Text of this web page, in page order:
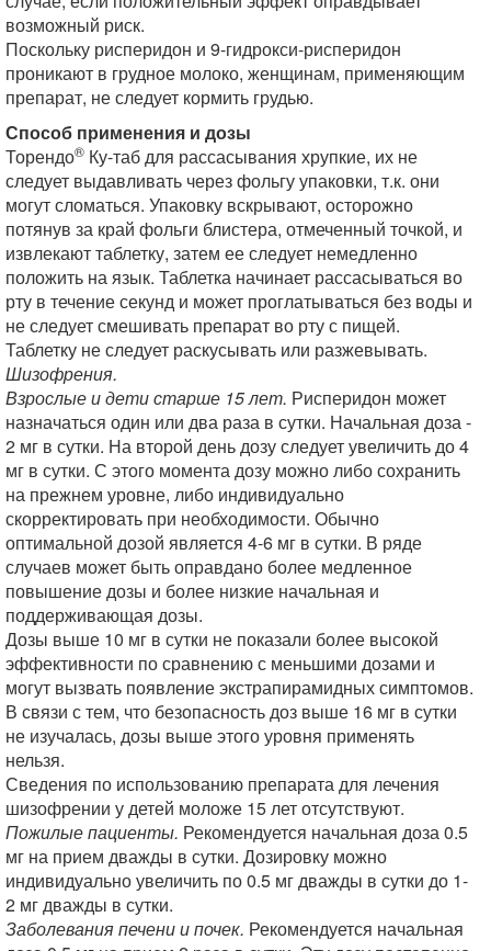
возможный риск.
Поскольку рисперидон и 9-гидрокси-рисперидон
проникают в грудное молоко, женщинам, применяющим
препарат, не следует кормить грудью.
Способ применения и дозы
Торендо® Ку-таб для рассасывания хрупкие, их не
следует выдавливать через фольгу упаковки, т.к. они
могут сломаться. Упаковку вскрывают, осторожно
потянув за край фольги блистера, отмеченный точкой, и
извлекают таблетку, затем ее следует немедленно
положить на язык. Таблетка начинает рассасываться во
рту в течение секунд и может проглатываться без воды и
не следует смешивать препарат во рту с пищей.
Таблетку не следует раскусывать или разжевывать.
Шизофрения.
Взрослые и дети старше 15 лет. Рисперидон может
назначаться один или два раза в сутки. Начальная доза -
2 мг в сутки. На второй день дозу следует увеличить до 4
мг в сутки. С этого момента дозу можно либо сохранить
на прежнем уровне, либо индивидуально
скорректировать при необходимости. Обычно
оптимальной дозой является 4-6 мг в сутки. В ряде
случаев может быть оправдано более медленное
повышение дозы и более низкие начальная и
поддерживающая дозы.
Дозы выше 10 мг в сутки не показали более высокой
эффективности по сравнению с меньшими дозами и
могут вызвать появление экстрапирамидных симптомов.
В связи с тем, что безопасность доз выше 16 мг в сутки
не изучалась, дозы выше этого уровня применять
нельзя.
Сведения по использованию препарата для лечения
шизофрении у детей моложе 15 лет отсутствуют.
Пожилые пациенты. Рекомендуется начальная доза 0.5
мг на прием дважды в сутки. Дозировку можно
индивидуально увеличить по 0.5 мг дважды в сутки до 1-
2 мг дважды в сутки.
Заболевания печени и почек. Рекомендуется начальная